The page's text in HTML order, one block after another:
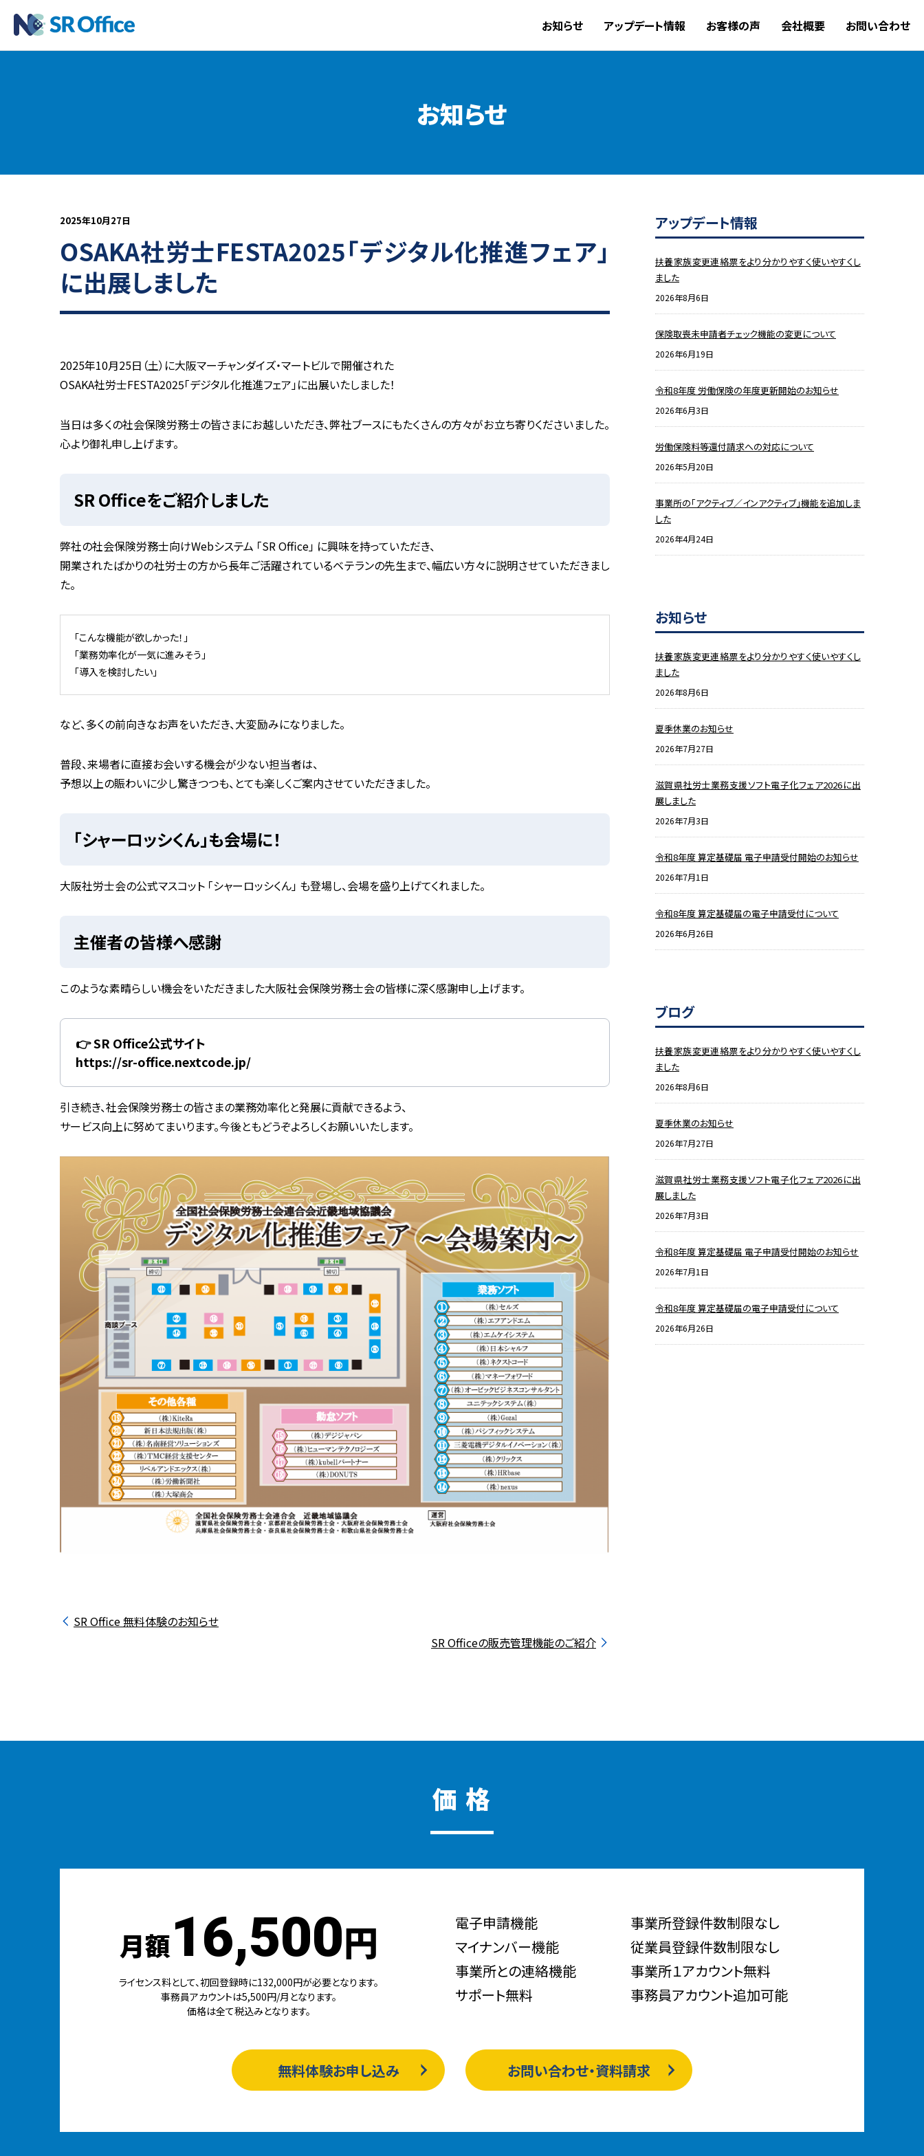
お知らせ アップデート情報 お客様の声 会社概要 お問い合わせ
お知らせ
2025年10月27日
OSAKA社労士FESTA2025「デジタル化推進フェア」
に出展しました
2025年10月25日（土）に大阪マーチャンダイズ・マートビルで開催された
OSAKA社労士FESTA2025「デジタル化推進フェア」に出展いたしました！
当日は多くの社会保険労務士の皆さまにお越しいただき、弊社ブースにもたくさんの方々がお立ち寄りくださいました。
心より御礼申し上げます。
SR Officeをご紹介しました
弊社の社会保険労務士向けWebシステム 「SR Office」 に興味を持っていただき、
開業されたばかりの社労士の方から長年ご活躍されているベテランの先生まで、幅広い方々に説明させていただきまし
た。
「こんな機能が欲しかった！」
「業務効率化が一気に進みそう」
「導入を検討したい」
など、多くの前向きなお声をいただき、大変励みになりました。
普段、来場者に直接お会いする機会が少ない担当者は、
予想以上の賑わいに少し驚きつつも、とても楽しくご案内させていただきました。
「シャーロッシくん」も会場に！
大阪社労士会の公式マスコット 「シャーロッシくん」 も登場し、会場を盛り上げてくれました。
主催者の皆様へ感謝
このような素晴らしい機会をいただきました大阪社会保険労務士会の皆様に深く感謝申し上げます。
👉 SR Office公式サイト
https://sr-office.nextcode.jp/
引き続き、社会保険労務士の皆さまの業務効率化と発展に貢献できるよう、
サービス向上に努めてまいります。今後ともどうぞよろしくお願いいたします。
SR Office 無料体験のお知らせ
SR Officeの販売管理機能のご紹介
アップデート情報
扶養家族変更連絡票をより分かりやすく使いやすくし
ました
2026年8月6日
保険取喪未申請者チェック機能の変更について
2026年6月19日
令和8年度 労働保険の年度更新開始のお知らせ
2026年6月3日
労働保険料等還付請求への対応について
2026年5月20日
事業所の「アクティブ／インアクティブ」機能を追加しま
した
2026年4月24日
お知らせ
扶養家族変更連絡票をより分かりやすく使いやすくし
ました
2026年8月6日
夏季休業のお知らせ
2026年7月27日
滋賀県社労士業務支援ソフト電子化フェア2026に出
展しました
2026年7月3日
令和8年度 算定基礎届 電子申請受付開始のお知らせ
2026年7月1日
令和8年度 算定基礎届の電子申請受付について
2026年6月26日
ブログ
扶養家族変更連絡票をより分かりやすく使いやすくし
ました
2026年8月6日
夏季休業のお知らせ
2026年7月27日
滋賀県社労士業務支援ソフト電子化フェア2026に出
展しました
2026年7月3日
令和8年度 算定基礎届 電子申請受付開始のお知らせ
2026年7月1日
令和8年度 算定基礎届の電子申請受付について
2026年6月26日
価 格
月額16,500円
ライセンス料として、初回登録時に132,000円が必要となります。
事務員アカウントは5,500円/月となります。
価格は全て税込みとなります。
電子申請機能
事業所登録件数制限なし
マイナンバー機能
従業員登録件数制限なし
事業所との連絡機能
事業所１アカウント無料
サポート無料
事務員アカウント追加可能
無料体験お申し込み お問い合わせ・資料請求